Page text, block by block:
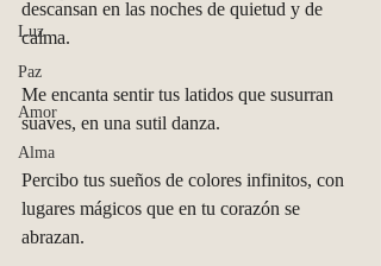
Luz
Paz
Amor
Alma
descansan en las noches de quietud y de
calma.
Me encanta sentir tus latidos que susurran
suaves, en una sutil danza.
Percibo tus sueños de colores infinitos, con
lugares mágicos que en tu corazón se
abrazan.